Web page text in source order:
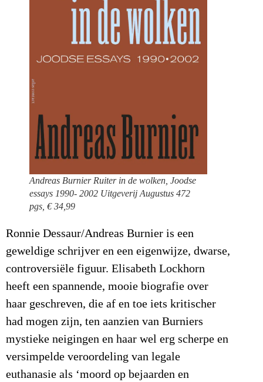
Andreas Burnier Ruiter in de wolken, Joodse
essays 1990- 2002 Uitgeverij Augustus 472
pgs, € 34,99
Ronnie Dessaur/Andreas Burnier is een
geweldige schrijver en een eigenwijze, dwarse,
controversiële figuur. Elisabeth Lockhorn
heeft een spannende, mooie biografie over
haar geschreven, die af en toe iets kritischer
had mogen zijn, ten aanzien van Burniers
mystieke neigingen en haar wel erg scherpe en
versimpelde veroordeling van legale
euthanasie als ‘moord op bejaarden en